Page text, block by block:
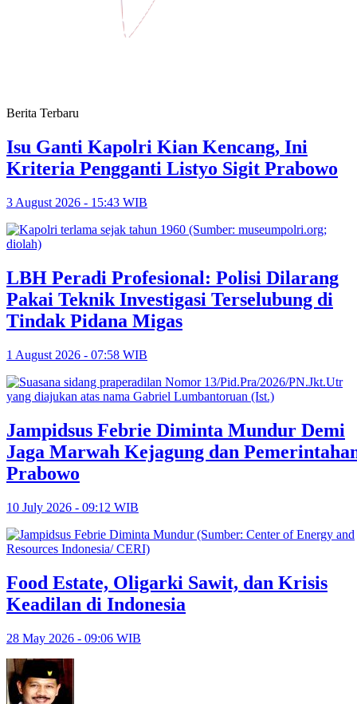
Berita Terbaru
Isu Ganti Kapolri Kian Kencang, Ini
Kriteria Pengganti Listyo Sigit Prabowo
3 August 2026 - 15:43 WIB
LBH Peradi Profesional: Polisi Dilarang
Pakai Teknik Investigasi Terselubung di
Tindak Pidana Migas
1 August 2026 - 07:58 WIB
Jampidsus Febrie Diminta Mundur Demi
Jaga Marwah Kejagung dan
Prabowo
10 July 2026 - 09:12 WIB
Food Estate, Oligarki Sawit, dan Krisis
Keadilan di Indonesia
28 May 2026 - 09:06 WIB